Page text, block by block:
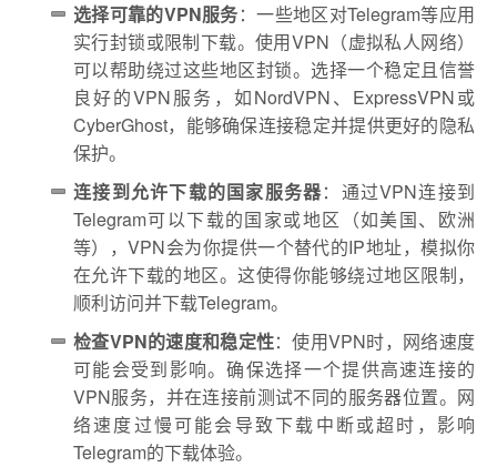
选择可靠的VPN服务：一些地区对Telegram等应用
实行封锁或限制下载。使用VPN（虚拟私人网络）
可以帮助绕过这些地区封锁。选择一个稳定且信誉
良好的VPN服务，如NordVPN、ExpressVPN或
CyberGhost，能够确保连接稳定并提供更好的隐私
保护。
连接到允许下载的国家服务器：通过VPN连接到
Telegram可以下载的国家或地区（如美国、欧洲
等），VPN会为你提供一个替代的IP地址，模拟你
在允许下载的地区。这使得你能够绕过地区限制，
顺利访问并下载Telegram。
检查VPN的速度和稳定性：使用VPN时，网络速度
可能会受到影响。确保选择一个提供高速连接的
VPN服务，并在连接前测试不同的服务器位置。网
络速度过慢可能会导致下载中断或超时，影响
Telegram的下载体验。